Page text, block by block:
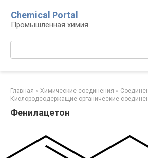
контенту
Chemical Portal
Промышленная химия
Главная » Химические соединения »
Кислородсодержащие органические
Фенилацетон